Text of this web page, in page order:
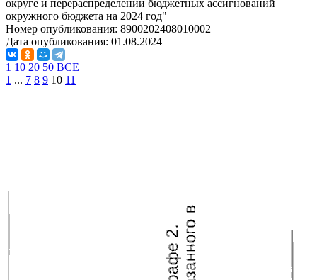
округе и перераспределении бюджетных ассигнований
окружного бюджета на 2024 год"
Номер опубликования: 8900202408010002
Дата опубликования: 01.08.2024
1 10 20 50 ВСЕ
1 ... 7 8 9 10 11